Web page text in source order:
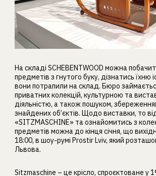
На складі SCHEBENTWOOD можна
предметів з гнутого буку, дізнатись їхню
вони потрапили на склад. Бюро
приватних колекцій, культурною та
діяльністю, а також пошуком,
знайдених об’єктів. Щодо виставки, то
«SITZMASCHINE» та ознайомитись з
предметів можна до кінця січня, що
18:00, в шоу-румі Prostir Lviv, який
Львова.
Sitzmaschine – це крісло, спроєктоване у